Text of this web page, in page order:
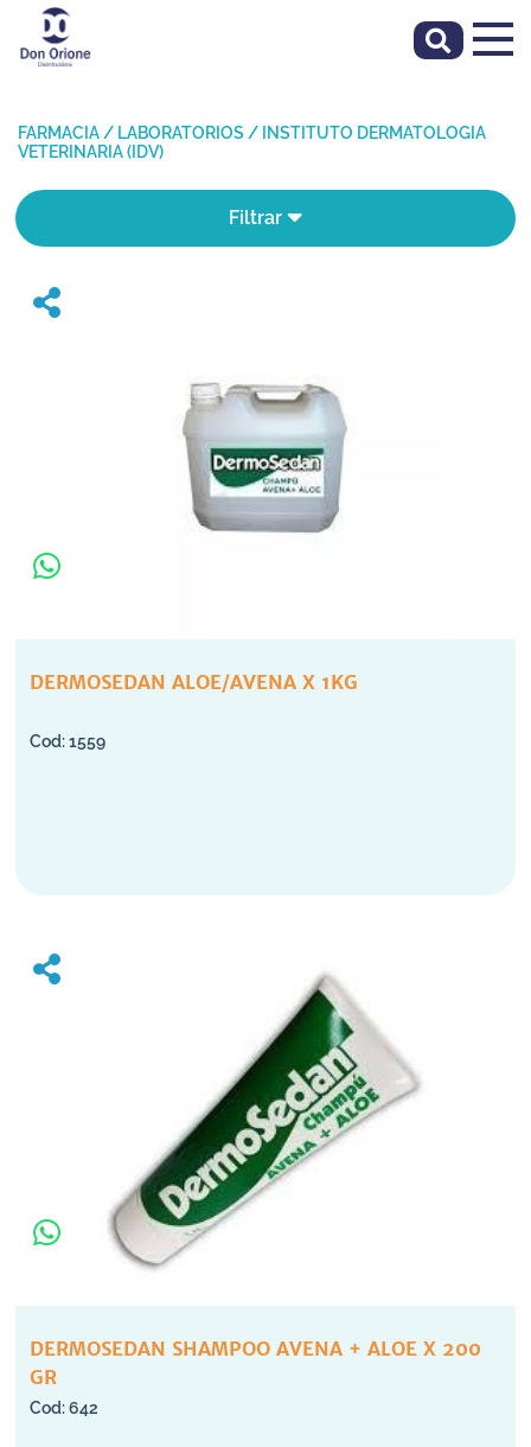
FARMACIA / LABORATORIOS / INSTITUTO DERMATOLOGIA
VETERINARIA (IDV)
Filtrar
DERMOSEDAN ALOE/AVENA X 1KG
1559
DERMOSEDAN SHAMPOO AVENA + ALOE X 200
GR
642